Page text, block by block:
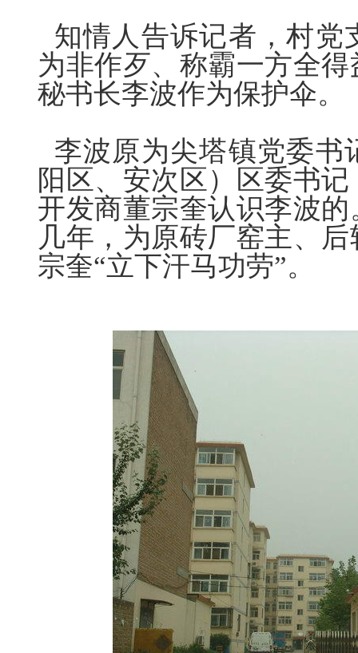
知情人告诉记者，村党
为非作歹、称霸一方全
秘书长李波作为保护伞。
李波原为尖塔镇党委书
阳区、安次区）区委书
开发商董宗奎认识李波
几年，为原砖厂窑主、
宗奎“立下汗马功劳”。